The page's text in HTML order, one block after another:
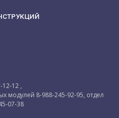
12-12 ,
модулей 8-988-245-92-95, отдел
07-38